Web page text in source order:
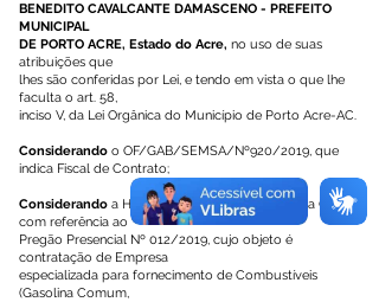
BENEDITO CAVALCANTE DAMASCENO - PREFEITO
MUNICIPAL
DE PORTO ACRE, Estado do Acre, no uso de suas
atribuições que
lhes são conferidas por Lei, e tendo em vista o que lhe
faculta o art. 58,
inciso V, da Lei Orgânica do Município de Porto Acre-AC.
Considerando o OF/GAB/SEMSA/Nº920/2019, que
indica Fiscal de Contrato;
Considerando a Homologação dos trabalhos da CPL,
com referência ao
Pregão Presencial Nº 012/2019, cujo objeto é
contratação de Empresa
especializada para fornecimento de Combustíveis
(Gasolina Comum,